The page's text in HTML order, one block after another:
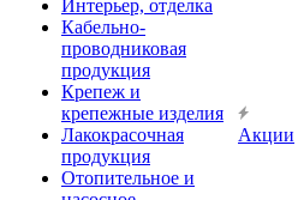
Интерьер, отделка
Кабельно-
проводниковая
продукция
Крепеж и
крепежные изделия
Лакокрасочная
продукция
Отопительное и
Акции